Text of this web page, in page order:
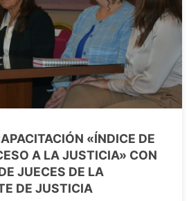
«ÍNDICE DE
A LA JUSTICIA» CON
JUECES DE LA
DE JUSTICIA